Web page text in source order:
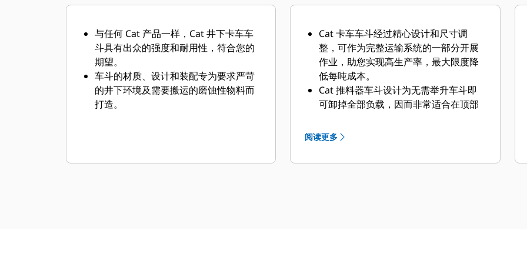
与任何 Cat 产品一样，Cat 井下卡车车
斗具有出众的强度和耐用性，符合您的
期望。
车斗的材质、设计和装配专为要求严苛
的井下环境及需要搬运的磨蚀性物料而
打造。
Cat 卡车车斗经过精心设计和尺寸调
整，可作为完整运输系统的一部分开展
作业，助您实现高生产率，最大限度降
低每吨成本。
Cat 推料器车斗设计为无需举升车斗即
可卸掉全部负载，因而非常适合在顶部
选装的卡车有效负载管理系统（TPMS）
车的循环时间。
阅读更多